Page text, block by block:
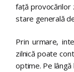
față provocărilor
stare generală
Prin urmare,
zilnică poate
optime. Pe